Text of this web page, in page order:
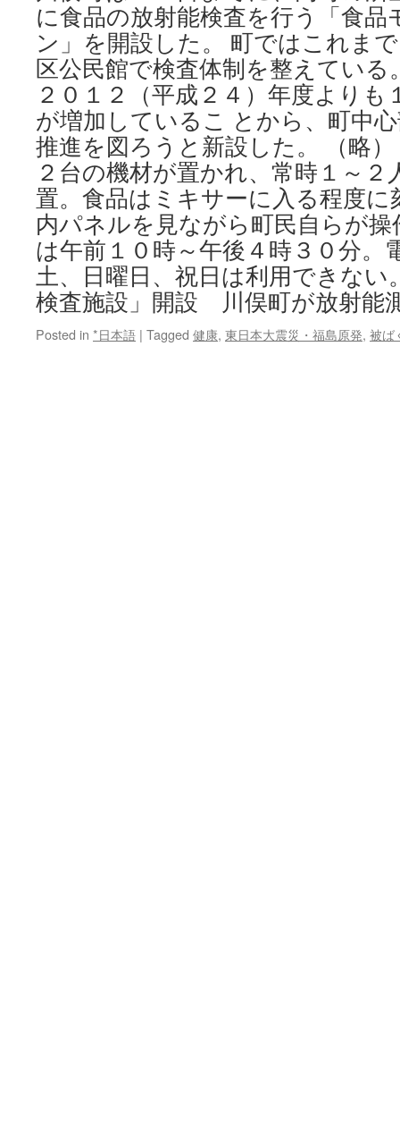
in
May
via
Jiji
Press
に食品の放射能検査を行う「食
ン」を開設した。 町ではこれま
区公民館で検査体制を整えてい
２０１２（平成２４）年度よりも
が増加しているこ とから、町中
推進を図ろうと新設した。 （略
２台の機材が置かれ、常時１～２
置。食品はミキサーに入る程度
内パネルを見ながら町民自らが
は午前１０時～午後４時３０分。
土、日曜日、祝日は利用できない
検査施設」開設 川俣町が放射能
Posted in *日本語 | Tagged 健康, 東日本大震災・福島原発, 被ば